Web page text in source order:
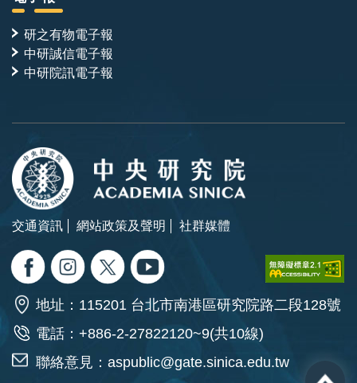
研之有物電子報
中研誠信電子報
中研院訊電子報
交通資訊 網站政策及聲明 社群媒體
地址：115201 台北市南港區研究院路二段128號
電話：+886-2-27822120~9(共10線)
聯絡意見： aspublic@gate.sinica.edu.tw